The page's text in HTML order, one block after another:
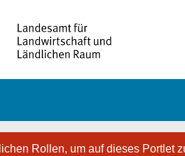
Rollen, um auf dieses Portlet